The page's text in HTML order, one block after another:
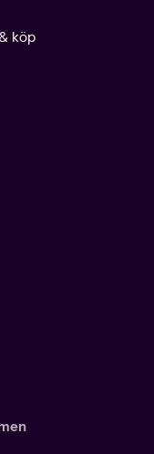
köp